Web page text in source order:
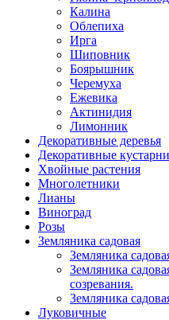
Калина
Облепиха
Ирга
Шиповник
Боярышник
Черемуха
Ежевика
Актинидия
Лимонник
Декоративные деревья
Декоративные
Хвойные растения
Многолетники
Лианы
Виноград
Розы
Земляника садовая
Земляника
Земляника
созревания.
Земляника
Луковичные